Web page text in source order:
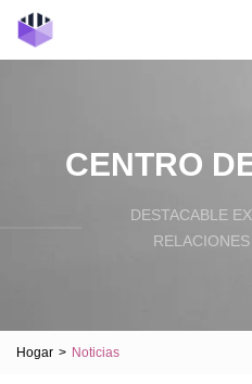
CENTRO
DESTACABLE
Hogar > Noticias